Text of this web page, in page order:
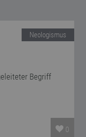
Neologismus
Begriff
0